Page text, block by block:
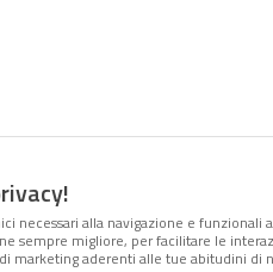
necessari alla navigazione e funzionali
sempre migliore, per facilitare le
marketing aderenti alle tue abitudini di